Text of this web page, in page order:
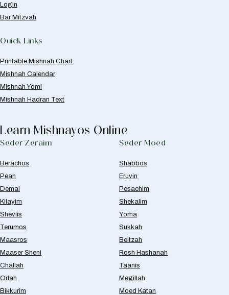
Login
Bar Mitzvah
Quick Links
Printable Mishnah Chart
Mishnah Calendar
Mishnah Yomi
Mishnah Hadran Text
Learn Mishnayos Online
Seder Zeraim
Berachos
Peah
Demai
Kilayim
Sheviis
Terumos
Maasros
Maaser Sheni
Challah
Orlah
Bikkurim
Seder Moed
Shabbos
Eruvin
Pesachim
Shekalim
Yoma
Sukkah
Beitzah
Rosh Hashanah
Taanis
Megillah
Moed Katan